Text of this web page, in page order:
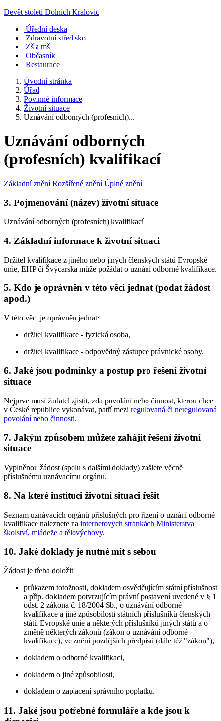
Devět století Dolních Kralovic
Úřední deska
Zdravotní středisko
Zš a mš
Občasník
Restaurace
Úvodní stránka
Úřad
Povinné informace
Životní situace
Uznávání odborných (profesních)...
Uznávání odborných
(profesních) kvalifikací
Základní znění Rozšířené znění Úplné znění
3. Pojmenování (název) životní situace
Uznávání odborných (profesních) kvalifikací
4. Základní informace k životní situaci
Držitel kvalifikace z jiného nebo jiných členských států Evropské
unie, EHP či Švýcarska může požádat o uznání odborné kvalifikace.
5. Kdo je oprávněn v této věci jednat (podat žádost
apod.)
V této věci je oprávněn jednat:
držitel kvalifikace - fyzická osoba,
držitel kvalifikace - odpovědný zástupce právnické osoby.
6. Jaké jsou podmínky a postup pro řešení životní
situace
Nejprve musí žadatel zjistit, zda povolání nebo činnost, kterou chce
v České republice vykonávat, patří mezi regulovaná či neregulovaná
povolání nebo činnosti.
7. Jakým způsobem můžete zahájit řešení životní
situace
Vyplněnou žádost (spolu s dalšími doklady) zašlete věcně
příslušnému uznávacímu orgánu.
8. Na které instituci životní situaci řešit
Seznam uznávacích orgánů příslušných pro řízení o uznání odborné
kvalifikace naleznete na internetových stránkách Ministerstva
školství, mládeže a tělovýchovy.
10. Jaké doklady je nutné mít s sebou
Žádost je třeba doložit:
průkazem totožnosti, dokladem osvědčujícím státní příslušnost
a příp. dokladem potvrzujícím právní postavení uvedené v § 1
odst. 2 zákona č. 18/2004 Sb., o uznávání odborné
kvalifikace a jiné způsobilosti státních příslušníků členských
států Evropské unie a některých příslušníků jiných států a o
změně některých zákonů (zákon o uznávání odborné
kvalifikace), ve znění pozdějších předpisů (dále též "zákon"),
dokladem o odborné kvalifikaci,
dokladem o jiné způsobilosti,
dokladem o zaplacení správního poplatku.
11. Jaké jsou potřebné formuláře a kde jsou k